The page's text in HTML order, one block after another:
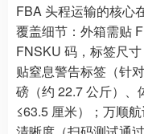
FBA 头程运输的核心
覆盖细节：外箱需贴
FNSKU 码，标签尺
贴窒息警告标签（针
磅（约 22.7 公斤）、
≤63.5 厘米）；万顺